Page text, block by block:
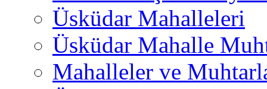
Üsküdar Mahalleleri
Üsküdar Mahalle
Mahalleler ve